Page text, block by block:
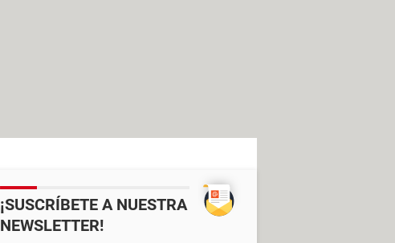
¡SUSCRÍBETE A NUESTRA
NEWSLETTER!